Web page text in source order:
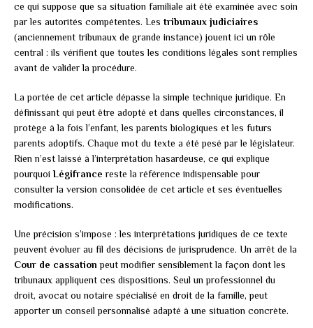
ce qui suppose que sa situation familiale ait été examinée avec soin
par les autorités compétentes. Les tribunaux judiciaires
(anciennement tribunaux de grande instance) jouent ici un rôle
central : ils vérifient que toutes les conditions légales sont remplies
avant de valider la procédure.
La portée de cet article dépasse la simple technique juridique. En
définissant qui peut être adopté et dans quelles circonstances, il
protège à la fois l’enfant, les parents biologiques et les futurs
parents adoptifs. Chaque mot du texte a été pesé par le législateur.
Rien n’est laissé à l’interprétation hasardeuse, ce qui explique
pourquoiLégifrance reste la référence indispensable pour
consulter la version consolidée de cet article et ses éventuelles
modifications.
Une précision s’impose : les interprétations juridiques de ce texte
peuvent évoluer au fil des décisions de jurisprudence. Un arrêt de la
Cour de cassation peut modifier sensiblement la façon dont les
tribunaux appliquent ces dispositions. Seul un professionnel du
droit, avocat ou notaire spécialisé en droit de la famille, peut
apporter un conseil personnalisé adapté à une situation concrète.